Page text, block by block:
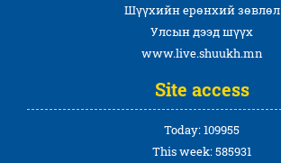
Шүүхийн ерөнхий зөвлөл
Улсын дээд шүүх
www.live.shuukh.mn
Site access
Today: 109955
This week: 585931